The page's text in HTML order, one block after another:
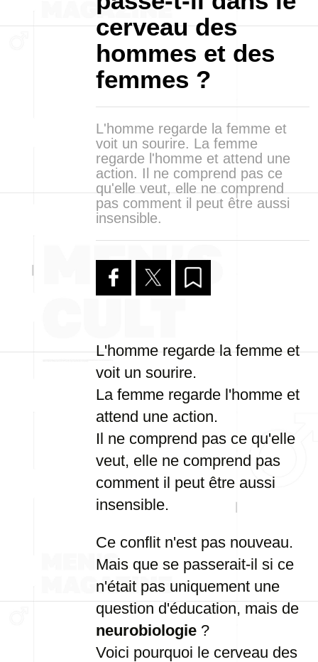
cerveau des
hommes et des
femmes ?
L'homme regarde la femme et
voit un sourire. La femme
regarde l'homme et attend une
action. Il ne comprend pas ce
qu'elle veut, elle ne comprend
pas comment il peut être aussi
insensible.
L'homme regarde la femme et
voit un sourire.
La femme regarde l'homme et
attend une action.
Il ne comprend pas ce qu'elle
veut, elle ne comprend pas
comment il peut être aussi
insensible.
Ce conflit n'est pas nouveau.
Mais que se passerait-il si ce
n'était pas uniquement une
question d'éducation, mais de
neurobiologie ?
Voici pourquoi le cerveau des